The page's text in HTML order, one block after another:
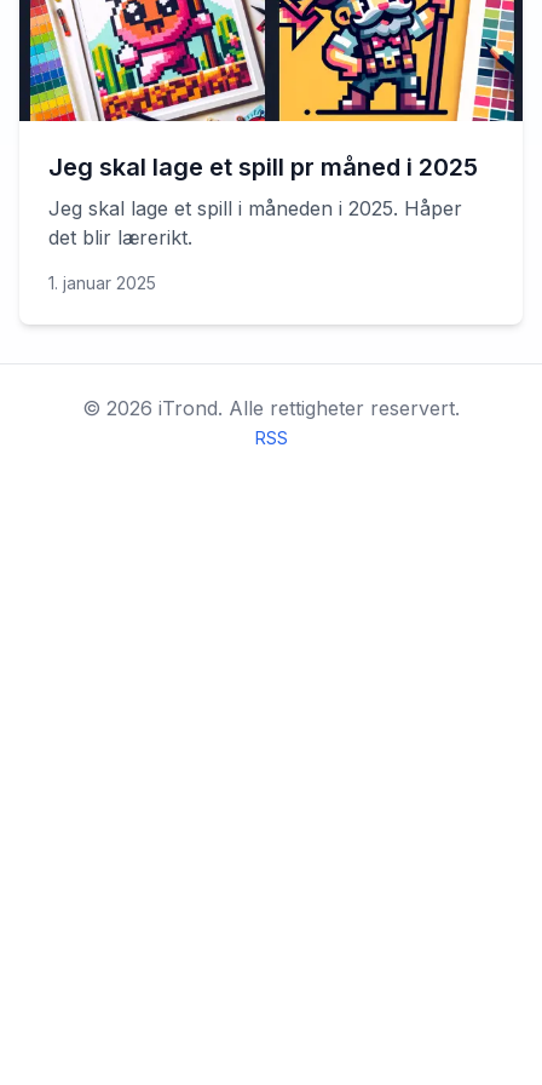
Jeg skal lage et spill pr måned i 2025
Jeg skal lage et spill i måneden i 2025. Håper
det blir lærerikt.
1. januar 2025
© 2026 iTrond. Alle rettigheter reservert.
RSS